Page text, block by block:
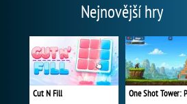
Nejnovější hry
Cut N Fill